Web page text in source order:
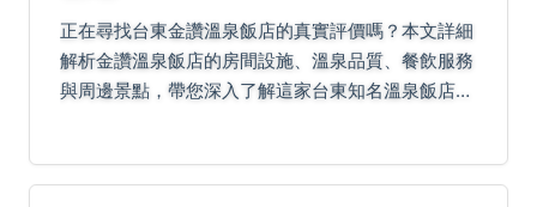
正在尋找台東金讚溫泉飯店的真實評價嗎？本文詳細
解析金讚溫泉飯店的房間設施、溫泉品質、餐飲服務
與周邊景點，帶您深入了解這家台東知名溫泉飯店的